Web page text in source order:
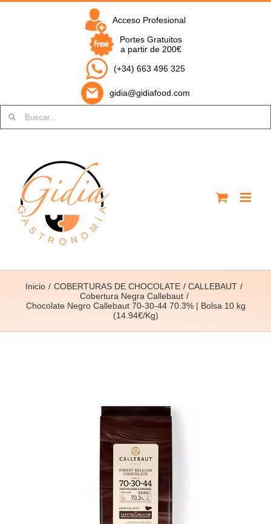
Saltar
Acceso Profesional
Portes Gratuitos
a partir de 200€
(+34) 663 496 325
gidia@gidiafood.com
Inicio COBERTURAS DE CHOCOLATE
CALLEBAUT
Cobertura Negra Callebaut
Chocolate Negro Callebaut 70-30-44 70.3% | Bolsa 10 kg
(14.94€/Kg)